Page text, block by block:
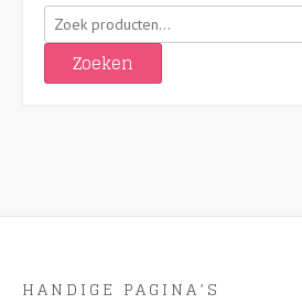
Zoeken
naar:
Zoeken
HANDIGE PAGINA’S